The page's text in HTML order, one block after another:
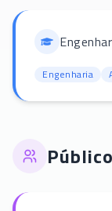
Engenharia